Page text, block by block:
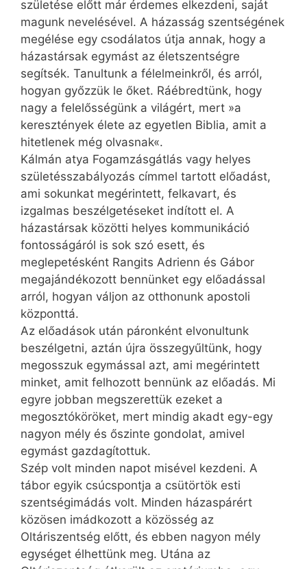
születése előtt már érdemes elkezdeni, saját
magunk nevelésével. A házasság szentségének
megélése egy csodálatos útja annak, hogy a
házastársak egymást az életszentségre
segítsék. Tanultunk a félelmeinkről, és arról,
hogyan győzzük le őket. Ráébredtünk, hogy
nagy a felelősségünk a világért, mert »a
keresztények élete az egyetlen Biblia, amit a
hitetlenek még olvasnak«.
Kálmán atya Fogamzásgátlás vagy helyes
születésszabályozás címmel tartott előadást,
ami sokunkat megérintett, felkavart, és
izgalmas beszélgetéseket indított el. A
házastársak közötti helyes kommunikáció
fontosságáról is sok szó esett, és
meglepetésként Rangits Adrienn és Gábor
megajándékozott bennünket egy előadással
arról, hogyan váljon az otthonunk apostoli
központtá.
Az előadások után páronként elvonultunk
beszélgetni, aztán újra összegyűltünk, hogy
megosszuk egymással azt, ami megérintett
minket, amit felhozott bennünk az előadás. Mi
egyre jobban megszerettük ezeket a
megosztóköröket, mert mindig akadt egy-egy
nagyon mély és őszinte gondolat, amivel
egymást gazdagítottuk.
Szép volt minden napot misével kezdeni. A
tábor egyik csúcspontja a csütörtök esti
szentségimádás volt. Minden házaspárért
közösen imádkozott a közösség az
Oltáriszentség előtt, és ebben nagyon mély
egységet élhettünk meg. Utána az